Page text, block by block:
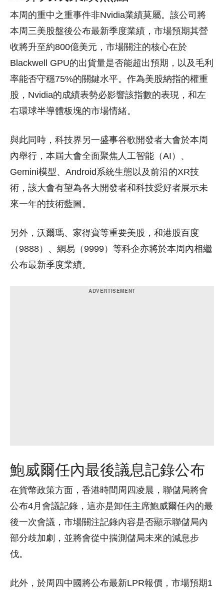
本周的重中之重事件非Nvidia業績莫屬。該公司將
本周三美股盤後公布最新季度業績，市場預期其營
收將升至約800億美元，市場關注的核心在於
Blackwell GPU的出貨量是否能超出預期，以及毛利
率能否守穩75%的關鍵水平。作為美股納指的權重
股，Nvidia的成績表勢必影響該指數的表現，和左
右環球半導體板塊的市場情緒。
與此同時，科技界另一盛事谷歌開發者大會於本周
內舉行，本屆大會全面聚焦人工智能（AI）、
Gemini模型、Android系統生態以及前沿的XR技
術，該大會有望為各大開發者和科技愛好者展示未
來一年的技術藍圖。
另外，沃爾瑪、家得寶等重要美股，和港股百度
（9888）、網易（9999）等科企亦將於本周內相繼
公布最新季度業績。
鮑威爾任內最後議息記錄公布
在貨幣政策方面，香港時間周四凌晨，聯儲局將會
公布4月會議記錄，這亦是卸任主席鮑威爾任內的最
後一次會議，市場關注記錄內容是否顯示聯儲局內
部分歧加劇，並將會從中揣測儲局未來的減息步
伐。
此外，於周四中國將公布最新LPR報價，市場預期1